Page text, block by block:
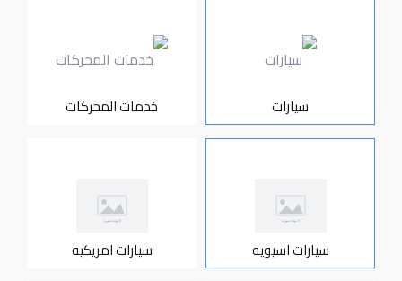
سيارات خدمات المحركات
سيارات اسيويه سيارات امريكيه